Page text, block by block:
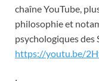
chaîne YouTube,
philosophie et
psychologiques des
https://youtu.be/